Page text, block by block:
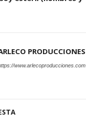
PRODUCCIONES
www.arlecoproducciones.com